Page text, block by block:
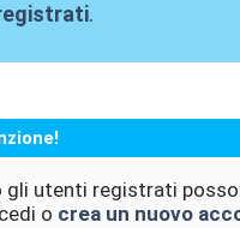
.
gli utenti registrati
o crea un nuovo